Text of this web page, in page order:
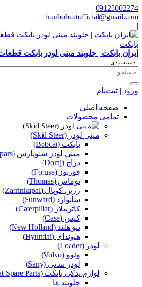
09123002274
iranbobcatofficial@gmail.com
|
ایران بابکت | جلوبند مینی لودر بابکت
ورود | ثبت‌نام
صفحه اصلی
تمامی محصولات
مینی لودر (Skid Steer)
بابکت (Bobcat)
مینی لودر سنوپارس (Snowpars)
دراج (Doraj)
فوریوز (Foruse)
توماس (Thomas)
زرین کوپال (Zarrinkupal)
سانوارد (Sunward)
کاترپیلار (Caterpillar)
کیس (Case)
نیو هلند (New Holland)
هیوندای (Hyundai)
لودر (Loader)
ولوو (Volvo)
لودر سانی (Sany)
لوازم یدکی بابکت (Bobcat Spare Parts)
جلوبند ها